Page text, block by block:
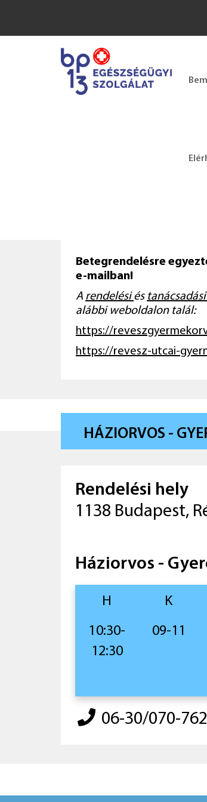
Betegrendelésre
e-mailban!
A rendelési és tanácsadási
alábbi weboldalon talál:
https://
https://revesz-utcai-
HÁZIORVOS -
Rendelési hely
1138 Budapest,
Háziorvos -
H K
10:30-
12:30
09-11
06-30/070-